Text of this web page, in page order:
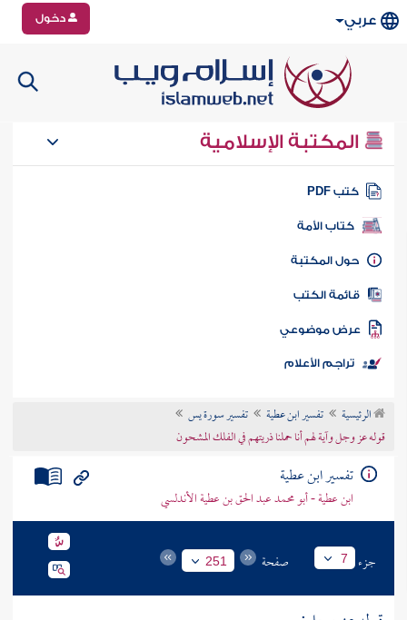
عربي دخول
المكتبة الإسلامية
كتب PDF
كتاب الأمة
المكتبة
الكتب
موضوعي
تراجم الأعلام
الرئيسية تفسير ابن عطية
تفسير سورة يس
قوله عز وجل وآية لهم أنا حملنا ذريتهم في الفلك المشحون
تفسير ابن عطية
ابن عطية - أبو محمد عبد الحق بن عطية الأندلسي
جزء 7 صفحة 251